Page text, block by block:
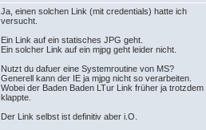
Ja, einen solchen Link (mit credentials) hatte ich
versucht.
Ein Link auf ein statisches JPG geht.
Ein solcher Link auf ein mjpg geht leider nicht.
Nutzt du dafuer eine Systemroutine von MS?
Generell kann der IE ja mjpg nicht so verarbeiten.
Wobei der Baden Baden LTur Link früher ja trotzdem
klappte.
Der Link selbst ist definitiv aber i.O.